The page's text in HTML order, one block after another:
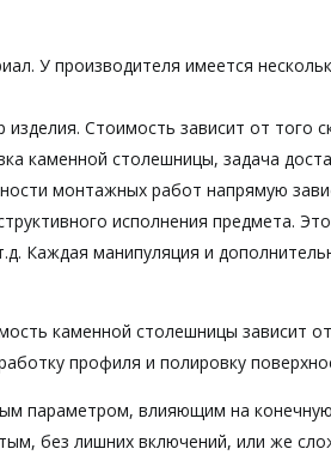
У производителя имеется
Стоимость зависит от того
каменной столешницы, задача
монтажных работ напрямую
исполнения предмета.
Каждая манипуляция и
каменной столешницы зависит
профиля и полировку
параметром, влияющим на
без лишних включений, или же